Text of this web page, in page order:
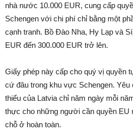
nhà nước 10.000 EUR, cung cấp
Schengen với chi phí chỉ bằng một
cạnh tranh. Bồ Đào Nha, Hy Lạp và
EUR đến 300.000 EUR trở lên.
Giấy phép này cấp cho quý vị quyền
cứ đâu trong khu vực Schengen. Yêu
thiểu của Latvia chỉ năm ngày mỗi
thực cho những người cần quyền EU
chỗ ở hoàn toàn.